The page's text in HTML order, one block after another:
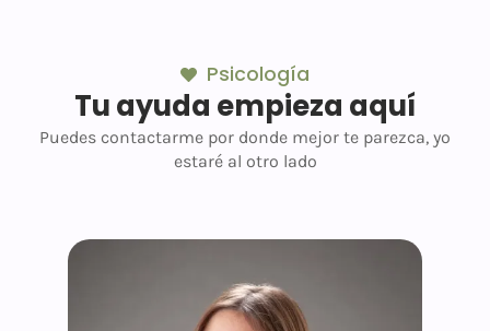
Psicología
Tu ayuda empieza aquí
Puedes contactarme por donde mejor te parezca, yo
estaré al otro lado